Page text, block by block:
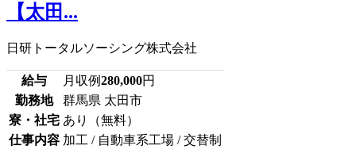
【太田...
日研トータルソーシング株式会社
給与 月収例280,000円
勤務地
群馬県 太田市
寮・社宅 あり（無料）
仕事内容 加工 / 自動車系工場 / 交替制